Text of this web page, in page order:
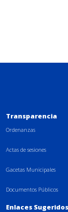
Transparencia
Ordenanzas
Actas de sesiones
Gacetas Municipales
Documentos Públicos
Enlaces Sugeridos